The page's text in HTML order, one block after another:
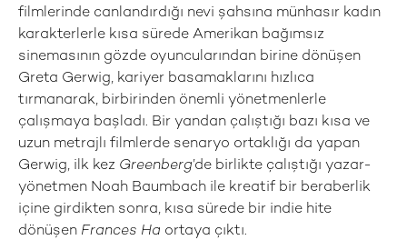
filmlerinde canlandırdığı nevi şahsına münhasır kadın
karakterlerle kısa sürede Amerikan bağımsız
sinemasının gözde oyuncularından birine dönüşen
Greta Gerwig, kariyer basamaklarını hızlıca
tırmanarak, birbirinden önemli yönetmenlerle
çalışmaya başladı. Bir yandan çalıştığı bazı kısa ve
uzun metrajlı filmlerde senaryo ortaklığı da yapan
Gerwig, ilk kez Greenberg’de birlikte çalıştığı yazar-
yönetmen Noah Baumbach ile kreatif bir beraberlik
içine girdikten sonra, kısa sürede bir indie hite
dönüşen Frances Ha ortaya çıktı.